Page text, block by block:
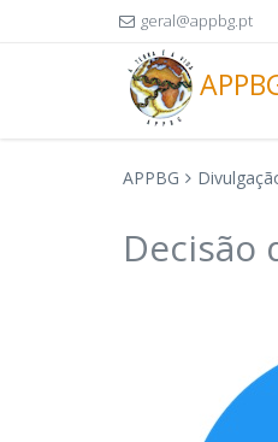
geral@appbg.pt
APPBG
Decisão